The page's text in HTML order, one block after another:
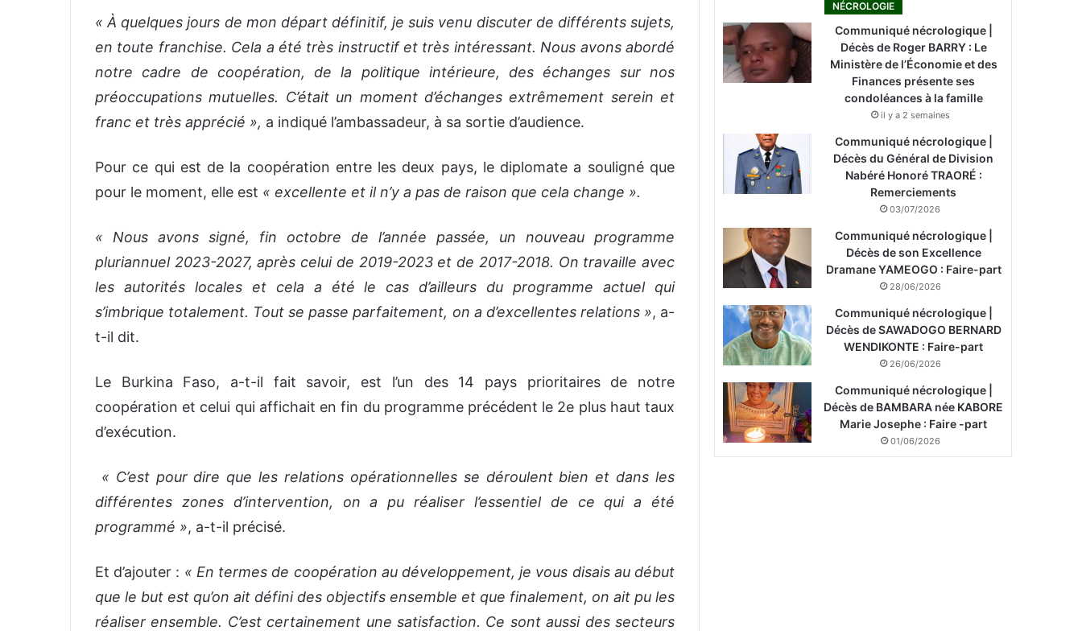
« À quelques jours de mon départ définitif, je suis venu discuter de différents sujets,
en toute franchise. Cela a été très instructif et très intéressant. Nous avons abordé
notre cadre de coopération, de la politique intérieure, des échanges sur nos
préoccupations mutuelles. C’était un moment d’échanges extrêmement serein et
franc et très apprécié », a indiqué l’ambassadeur, à sa sortie d’audience.
Pour ce qui est de la coopération entre les deux pays, le diplomate a souligné que
pour le moment, elle est « excellente et il n’y a pas de raison que cela change ».
« Nous avons signé, fin octobre de l’année passée, un nouveau programme
pluriannuel 2023-2027, après celui de 2019-2023 et de 2017-2018. On travaille avec
les autorités locales et cela a été le cas d’ailleurs du programme actuel qui
s’imbrique totalement. Tout se passe parfaitement, on a d’excellentes relations », a-
t-il dit.
Le Burkina Faso, a-t-il fait savoir, est l’un des 14 pays prioritaires de notre
coopération et celui qui affichait en fin du programme précédent le 2e plus haut taux
d’exécution.
« C’est pour dire que les relations opérationnelles se déroulent bien et dans les
différentes zones d’intervention, on a pu réaliser l’essentiel de ce qui a été
programmé », a-t-il précisé.
Et d’ajouter : « En termes de coopération au développement, je vous disais au début
que le but est qu’on ait défini des objectifs ensemble et que finalement, on ait pu les
réaliser ensemble. C’est certainement une satisfaction. Ce sont aussi des secteurs
NÉCROLOGIE
Communiqué nécrologique |
Décès de Roger BARRY : Le
Ministère de l’Économie et des
Finances présente ses
condoléances à la famille
il y a 2 semaines
Communiqué nécrologique |
Décès du Général de Division
Nabéré Honoré TRAORÉ :
Remerciements
03/07/2026
Communiqué nécrologique |
Décès de son Excellence
Dramane YAMEOGO : Faire-part
28/06/2026
Communiqué nécrologique |
Décès de SAWADOGO BERNARD
WENDIKONTE : Faire-part
26/06/2026
Communiqué nécrologique |
Décès de BAMBARA née KABORE
Marie Josephe : Faire -part
01/06/2026